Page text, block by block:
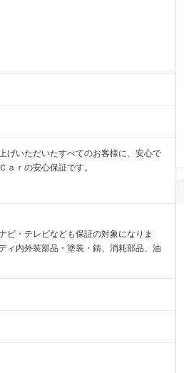
げいただいたすべてのお客様に、安心で
ａｒの安心保証です。
ビ・テレビなども保証の対象になりま
ィ内外装部品・塗装・錆、消耗部品、油